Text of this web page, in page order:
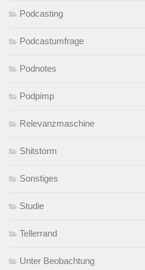
Podcasting
Podcastumfrage
Podnotes
Podpimp
Relevanzmaschine
Shitstorm
Sonstiges
Studie
Tellerrand
Unter Beobachtung